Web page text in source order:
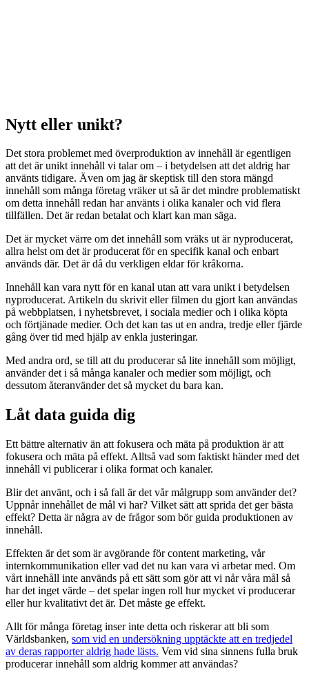
Nytt eller unikt?
Det stora problemet med överproduktion av innehåll är egentligen
att det är unikt innehåll vi talar om – i betydelsen att det aldrig har
använts tidigare. Även om jag är skeptisk till den stora mängd
innehåll som många företag vräker ut så är det mindre problematiskt
om detta innehåll redan har använts i olika kanaler och vid flera
tillfällen. Det är redan betalat och klart kan man säga.
Det är mycket värre om det innehåll som vräks ut är nyproducerat,
allra helst om det är producerat för en specifik kanal och enbart
används där. Det är då du verkligen eldar för kråkorna.
Innehåll kan vara nytt för en kanal utan att vara unikt i betydelsen
nyproducerat. Artikeln du skrivit eller filmen du gjort kan användas
på webbplatsen, i nyhetsbrevet, i sociala medier och i olika köpta
och förtjänade medier. Och det kan tas ut en andra, tredje eller fjärde
gång över tid med hjälp av enkla justeringar.
Med andra ord, se till att du producerar så lite innehåll som möjligt,
använder det i så många kanaler och medier som möjligt, och
dessutom återanvänder det så mycket du bara kan.
Låt data guida dig
Ett bättre alternativ än att fokusera och mäta på produktion är att
fokusera och mäta på effekt. Alltså vad som faktiskt händer med det
innehåll vi publicerar i olika format och kanaler.
Blir det använt, och i så fall är det vår målgrupp som använder det?
Uppnår innehållet de mål vi har? Vilket sätt att sprida det ger bästa
effekt? Detta är några av de frågor som bör guida produktionen av
innehåll.
Effekten är det som är avgörande för content marketing, vår
internkommunikation eller vad det nu kan vara vi arbetar med. Om
vårt innehåll inte används på ett sätt som gör att vi når våra mål så
har det inget värde – det spelar ingen roll hur mycket vi producerar
eller hur kvalitativt det är. Det måste ge effekt.
Allt för många företag inser inte detta och riskerar att bli som
Världsbanken, som vid en undersökning upptäckte att en tredjedel
av deras rapporter aldrig hade lästs. Vem vid sina sinnens fulla bruk
producerar innehåll som aldrig kommer att användas?